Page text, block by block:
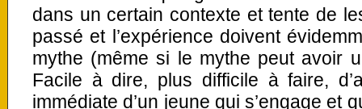
dans un certain contexte et tente de
passé et l’expérience doivent
mythe (même si le mythe peut avoir
Facile à dire, plus difficile à faire,
immédiate d’un jeune qui s’engage et